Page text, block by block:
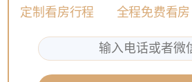
定制看房行程 全程免费看房